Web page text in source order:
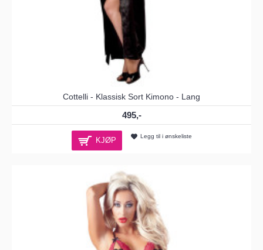
Cottelli - Klassisk Sort Kimono - Lang
495,-
KJØP Legg til i ønskeliste